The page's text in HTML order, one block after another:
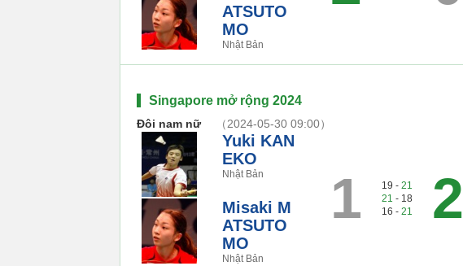
ATSUTO
MO
Nhật Bản
Singapore mở rộng 2024
Đôi nam nữ （2024-05-30 09:00）
Yuki KAN
EKO
Nhật Bản
Misaki M
ATSUTO
MO
Nhật Bản
1 19 - 21
21 - 18
16 - 21 2